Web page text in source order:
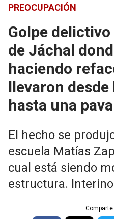
PREOCUPACIÓN
Golpe
de Jáchal
haciendo
llevaron
hasta una
El hecho se
escuela Matías
cual está siendo
estructura.